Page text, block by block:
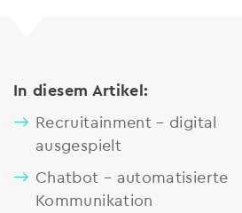
In diesem Artikel:
Recruitainment – digital
ausgespielt
Chatbot – automatisierte
Kommunikation